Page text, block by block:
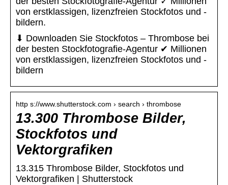
von erstklassigen, lizenzfreien Stockfotos und -
bildern.
⬇ Downloaden Sie Stockfotos – Thrombose bei
der besten Stockfotografie-Agentur ✔ Millionen
von erstklassigen, lizenzfreien Stockfotos und -
bildern
http s://www.shutterstock.com › search › thrombose
13.300 Thrombose Bilder,
Stockfotos und
Vektorgrafiken
13.315 Thrombose Bilder, Stockfotos und
Vektorgrafiken | Shutterstock